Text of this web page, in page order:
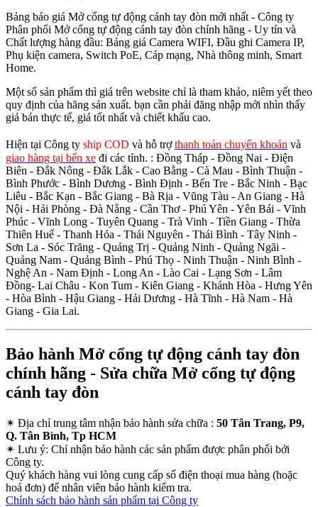
Bảng báo giá Mở cổng tự động cánh tay đòn mới nhất - Công ty
Phân phối Mở cổng tự động cánh tay đòn chính hãng - Uy tín và
Chất lượng hàng đầu: Bảng giá Camera WIFI, Đầu ghi Camera IP,
Phụ kiện camera, Switch PoE, Cáp mạng, Nhà thông minh, Smart
Home.
Một số sản phẩm thì giá trên website chỉ là tham khảo, niêm yết theo
quy định của hãng sản xuất. bạn cần phải đăng nhập mới nhìn thấy
giá bán thực tế, giá tốt nhất và chiết khấu cao.
Hiện tại Công ty ship COD và hỗ trợthanh toán chuyển khoản và
giao hàng tại bến xe đi các tỉnh. : Đồng Tháp - Đồng Nai - Điện
Biên - Đắk Nông - Đắk Lắk - Cao Bằng - Cà Mau - Bình Thuận -
Bình Phước - Bình Dương - Bình Định - Bến Tre - Bắc Ninh - Bạc
Liêu - Bắc Kạn - Bắc Giang - Bà Rịa - Vũng Tàu - An Giang - Hà
Nội - Hải Phòng - Đà Nẵng - Cần Thơ - Phú Yên - Yên Bái - Vĩnh
Phúc - Vĩnh Long - Tuyên Quang - Trà Vinh - Tiền Giang - Thừa
Thiên Huế - Thanh Hóa - Thái Nguyên - Thái Bình - Tây Ninh -
Sơn La - Sóc Trăng - Quảng Trị - Quảng Ninh - Quảng Ngãi -
Quảng Nam - Quảng Bình - Phú Thọ - Ninh Thuận - Ninh Bình -
Nghệ An - Nam Định - Long An - Lào Cai - Lạng Sơn - Lâm
Đồng- Lai Châu - Kon Tum - Kiên Giang - Khánh Hòa - Hưng Yên
- Hòa Bình - Hậu Giang - Hải Dương - Hà Tĩnh - Hà Nam - Hà
Giang - Gia Lai.
Bảo hành Mở cổng tự động cánh tay đòn
chính hãng - Sửa chữa Mở cổng tự động
cánh tay đòn
✴ Địa chỉ trung tâm nhận bảo hành sửa chữa : 50 Tân Trang, P9,
Q. Tân Bình, Tp HCM
✴ Lưu ý: Chỉ nhận bảo hành các sản phẩm được phân phối bởi
Công ty.
Quý khách hàng vui lòng cung cấp số điện thoại mua hàng (hoặc
hoá đơn) để nhân viên bảo hành kiểm tra.
Chính sách bảo hành sản phẩm tại Công ty